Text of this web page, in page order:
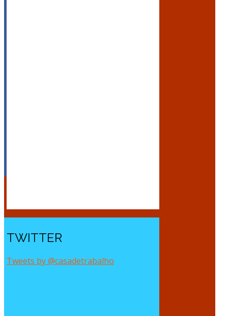
TWITTER
Tweets by @casadetrabalho